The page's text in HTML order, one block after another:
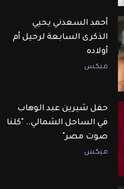
أحمد السعدني يحيي
الذكرى السابعة لرحيل أم
أولاده
ميكس
حفل شيرين عبد الوهاب
في الساحل الشمالي.. "كلنا
صوت مصر"
ميكس